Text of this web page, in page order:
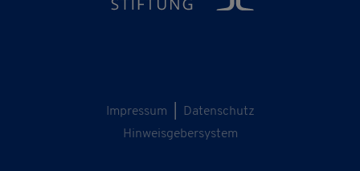
Impressum
Datenschutz
Hinweisgebersystem